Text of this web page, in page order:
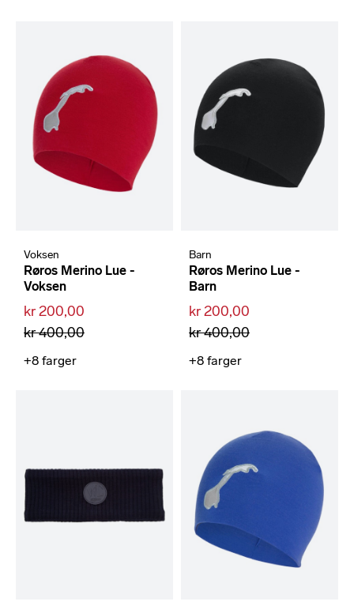
Voksen
Røros Merino Lue -
Voksen
kr 200,00
kr 400,00
+8 farger
Barn
Røros Merino Lue -
Barn
kr 200,00
kr 400,00
+8 farger